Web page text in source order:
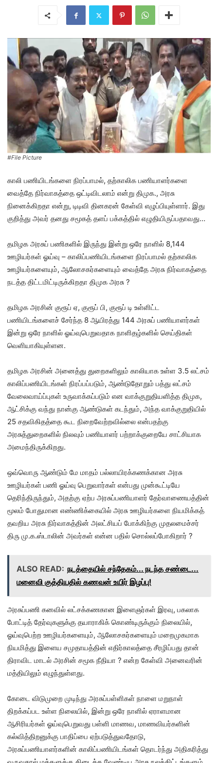
#File Picture
காலி பணியிடங்களை நிரப்பாமல், தற்காலிக பணியாளர்களை
வைத்தே நிர்வாகத்தை ஒட்டிவிடலாம் என்று திமுக., அரசு
நினைக்கிறதா என்று, டிடிவி தினகரன் கேள்வி எழுப்பியுள்ளார். இது
குறித்து அவர் தனது சமூகத் தளப் பக்கத்தில் எழுதியிருப்பதாவது…
தமிழக அரசுப் பணிகளில் இருந்து இன்று ஒரே நாளில் 8,144
ஊழியர்கள் ஓய்வு – காலிப்பணியிடங்களை நிரப்பாமல் தற்காலிக
ஊழியர்களையும், ஆலோசகர்களையும் வைத்தே அரசு நிர்வாகத்தை
நடத்த திட்டமிட்டிருக்கிறதா திமுக அரசு ?
தமிழக அரசின் குரூப் ஏ, குரூப் பி, குரூப் டி உள்ளிட்ட
பணியிடங்களைச் சேர்ந்த 8 ஆயிரத்து 144 அரசுப் பணியாளர்கள்
இன்று ஒரே நாளில் ஓய்வுபெறுவதாக நாளிதழ்களில் செய்திகள்
வெளியாகியுள்ளன.
தமிழக அரசின் அனைத்து துறைகளிலும் காலியாக உள்ள 3.5 லட்சம்
காலிப்பணியிடங்கள் நிரப்பப்படும், ஆண்டுதோறும் பத்து லட்சம்
வேலைவாய்ப்புகள் உருவாக்கப்படும் என வாக்குறுதியளித்த திமுக,
ஆட்சிக்கு வந்து நான்கு ஆண்டுகள் கடந்தும், அந்த வாக்குறுதியில்
25 சதவிகிதத்தை கூட நிறைவேற்றவில்லை என்பதற்கு
அரசுத்துறைகளில் நிலவும் பணியாளர் பற்றாக்குறையே சாட்சியாக
அமைந்திருக்கிறது.
ஒவ்வொரு ஆண்டும் மே மாதம் பல்லாயிரக்கணக்கான அரசு
ஊழியர்கள் பணி ஓய்வு பெறுவார்கள் என்பது முன்கூட்டியே
தெரிந்திருந்தும், அதற்கு ஏற்ப அரசுப்பணியாளர் தேர்வாணையத்தின்
மூலம் போதுமான எண்ணிக்கையில் அரசு ஊழியர்களை நியமிக்கத்
தவறிய அரசு நிர்வாகத்தின் அலட்சியப் போக்கிற்கு முதலமைச்சர்
திரு மு.க.ஸ்டாலின் அவர்கள் என்ன பதில் சொல்லப்போகிறார் ?
ALSO READ: நடத்தையில் சந்தேகம்... நடந்த சண்டை...
மனைவி குத்தியதில் கணவன் உயிர் இழப்பு!
அரசுப்பணி கனவில் லட்சக்கணகான இளைஞர்கள் இரவு, பகலாக
போட்டித் தேர்வுகளுக்கு தயாராகிக் கொண்டிருக்கும் நிலையில்,
ஓய்வுபெற்ற ஊழியர்களையும், ஆலோசகர்களையும் மறைமுகமாக
நியமித்து இளைய சமுதாயத்தின் எதிர்காலத்தை சீரழிப்பது தான்
திராவிட மாடல் அரசின் சமூக நீதியா ? என்ற கேள்வி அனைவரின்
மத்தியிலும் எழுந்துள்ளது.
கோடை விடுமுறை முடிந்து அரசுப்பள்ளிகள் நாளை மறுநாள்
திறக்கப்பட உள்ள நிலையில், இன்று ஒரே நாளில் ஏராளமான
ஆசிரியர்கள் ஓய்வுபெறுவது பள்ளி மாணவ, மாணவியர்களின்
கல்வித்திறனுக்கு பாதிப்பை ஏற்படுத்துவதோடு,
அரசுப்பணியாளர்களின் காலிப்பணியிடங்கள் தொடர்ந்து அதிகரித்து